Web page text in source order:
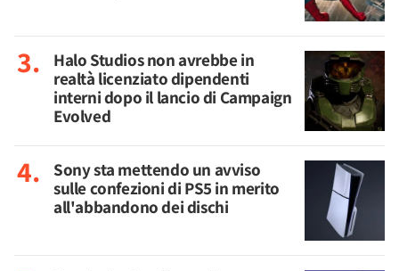
Halo Studios non avrebbe in
realtà licenziato dipendenti
interni dopo il lancio di Campaign
Evolved
Sony sta mettendo un avviso
sulle confezioni di PS5 in merito
all'abbandono dei dischi